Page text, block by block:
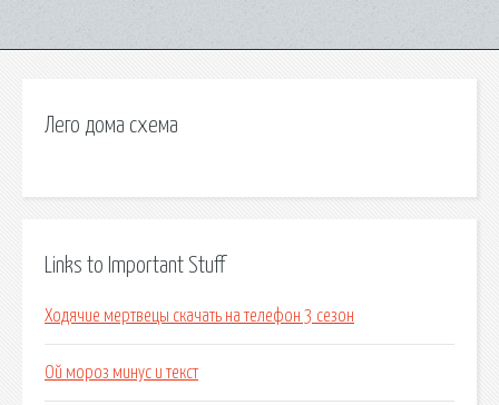
Лего дома схема
Links to Important Stuff
Ходячие мертвецы скачать на телефон 3 сезон
Ой мороз минус и текст